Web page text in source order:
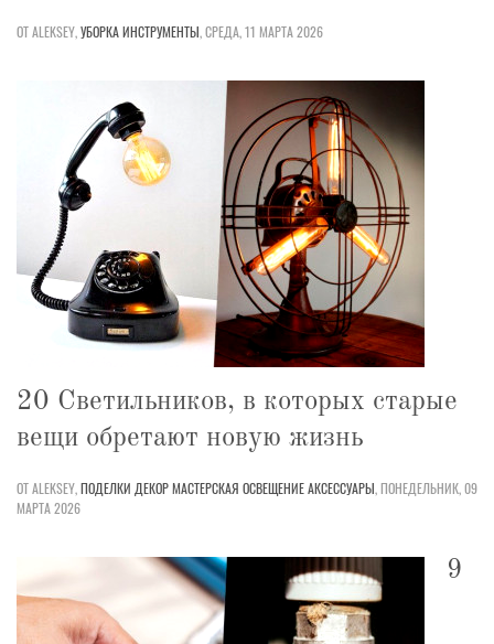
ОТ ALEKSEY,УБОРКАИНСТРУМЕНТЫ,СРЕДА, 11 МАРТА 2026
20 Светильников, в которых старые
вещи обретают новую жизнь
ОТ ALEKSEY,ПОДЕЛКИ ДЕКОРМАСТЕРСКАЯ ОСВЕЩЕНИЕАКСЕССУАРЫ,ПОНЕДЕЛЬНИК, 09
МАРТА 2026
9